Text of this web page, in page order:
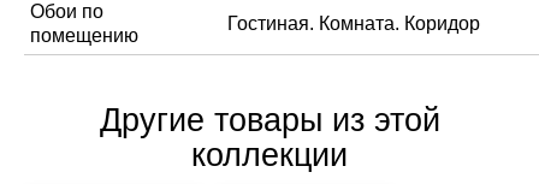
Обои по
помещению
Гостиная. Комната. Коридор
Другие товары из этой
коллекции